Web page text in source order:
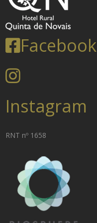
Facebook
Instagram
RNT nº 1658